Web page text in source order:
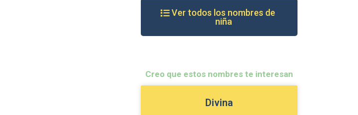
Ver todos los nombres de
niña
Creo que estos nombres te interesan
Divina